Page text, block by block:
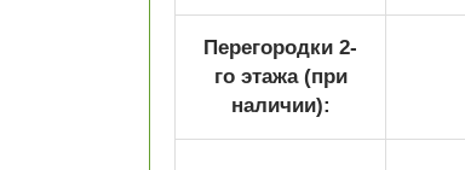
Перегородки 2-
го этажа (при
наличии):